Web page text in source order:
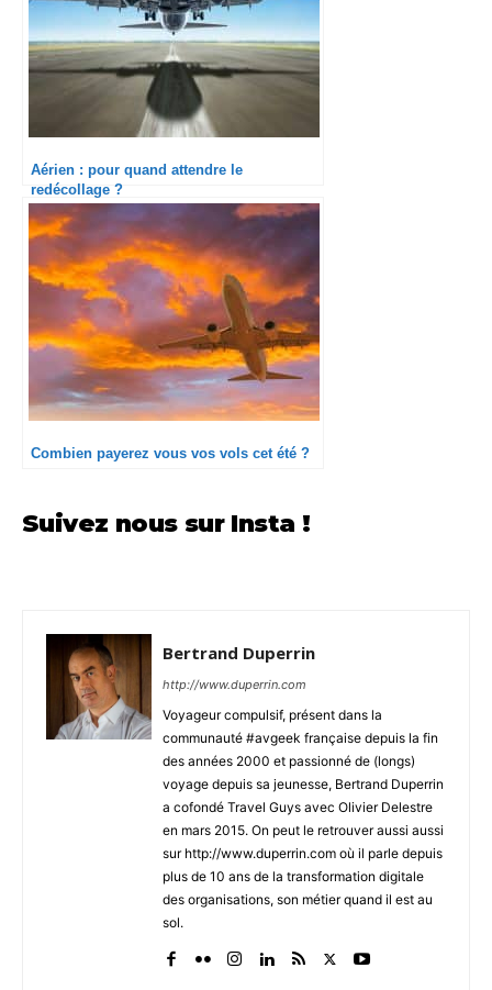
Aérien : pour quand attendre le
redécollage ?
Combien payerez vous vos vols cet été ?
Suivez nous sur Insta !
Bertrand Duperrin
http://www.duperrin.com
Voyageur compulsif, présent dans la
communauté #avgeek française depuis la fin
des années 2000 et passionné de (longs)
voyage depuis sa jeunesse, Bertrand Duperrin
a cofondé Travel Guys avec Olivier Delestre
en mars 2015. On peut le retrouver aussi aussi
sur http://www.duperrin.com où il parle depuis
plus de 10 ans de la transformation digitale
des organisations, son métier quand il est au
sol.